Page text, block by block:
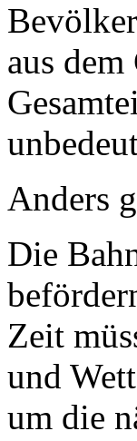
aus
Anders
Die
Zeit
und
um die